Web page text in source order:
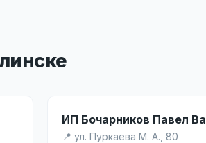
ИП Бочарников Павел
📍 ул. Пуркаева М. А., 80